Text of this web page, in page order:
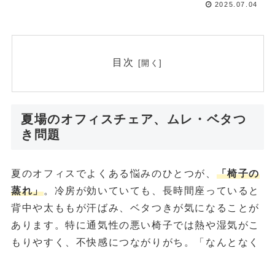
2025.07.04
目次
夏場のオフィスチェア、ムレ・ベタつ
き問題
夏のオフィスでよくある悩みのひとつが、 「椅子の
蒸れ」。冷房が効いていても、長時間座っていると
背中や太ももが汗ばみ、ベタつきが気になることが
あります。特に通気性の悪い椅子では熱や湿気がこ
もりやすく、不快感につながりがち。「なんとなく